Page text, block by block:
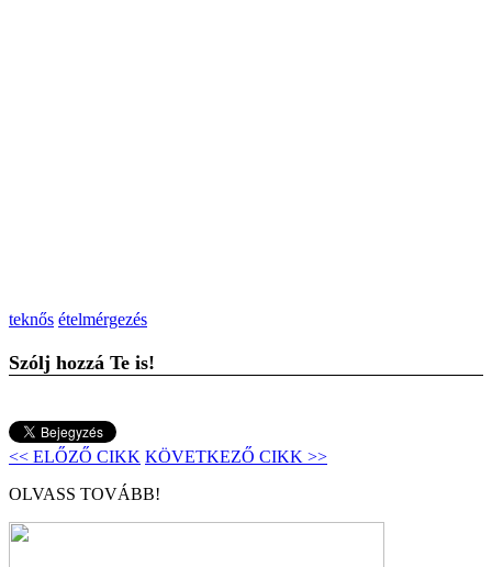
teknős ételmérgezés
Szólj hozzá Te is!
<< ELŐZŐ CIKK KÖVETKEZŐ CIKK >>
OLVASS TOVÁBB!